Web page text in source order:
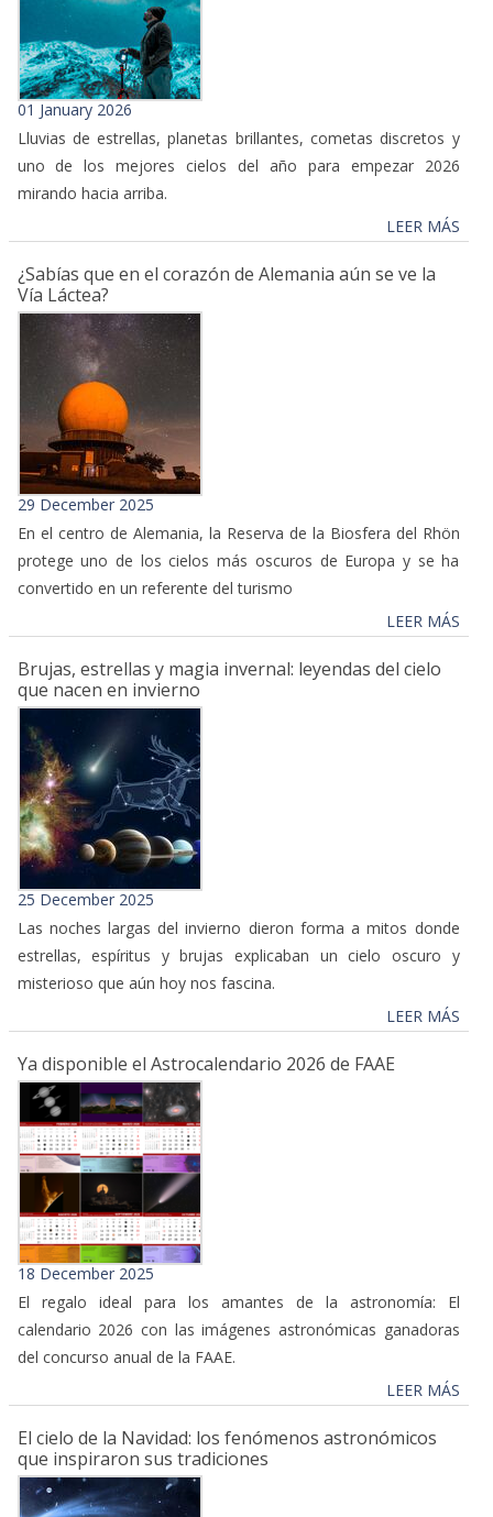
01 January 2026
Lluvias de estrellas, planetas brillantes, cometas discretos y
uno de los mejores cielos del año para empezar 2026
mirando hacia arriba.
LEER MÁS
¿Sabías que en el corazón de Alemania aún se ve la
Vía Láctea?
29 December 2025
En el centro de Alemania, la Reserva de la Biosfera del Rhön
protege uno de los cielos más oscuros de Europa y se ha
convertido en un referente del turismo
LEER MÁS
Brujas, estrellas y magia invernal: leyendas del cielo
que nacen en invierno
25 December 2025
Las noches largas del invierno dieron forma a mitos donde
estrellas, espíritus y brujas explicaban un cielo oscuro y
misterioso que aún hoy nos fascina.
LEER MÁS
Ya disponible el Astrocalendario 2026 de FAAE
18 December 2025
El regalo ideal para los amantes de la astronomía: El
calendario 2026 con las imágenes astronómicas ganadoras
del concurso anual de la FAAE.
LEER MÁS
El cielo de la Navidad: los fenómenos astronómicos
que inspiraron sus tradiciones